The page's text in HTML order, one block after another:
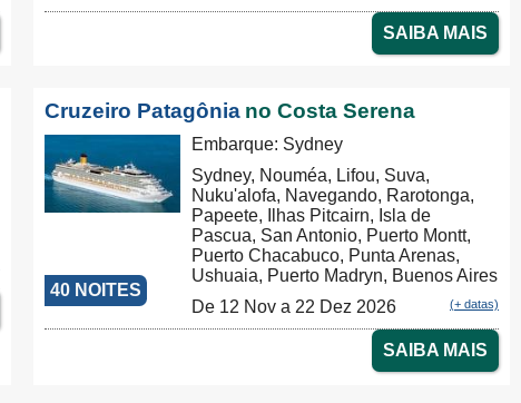
SAIBA MAIS
Cruzeiro Patagônia no Costa Serena
40 NOITES
Embarque: Sydney
Sydney, Nouméa, Lifou, Suva,
Nuku'alofa, Navegando, Rarotonga,
Papeete, Ilhas Pitcairn, Isla de
Pascua, San Antonio, Puerto Montt,
Puerto Chacabuco, Punta Arenas,
Ushuaia, Puerto Madryn, Buenos Aires
De 12 Nov a 22 Dez 2026
(+ datas)
SAIBA MAIS